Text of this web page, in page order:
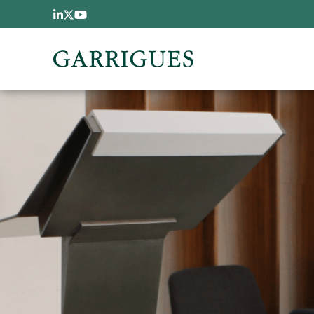
Pasar al contenido principal